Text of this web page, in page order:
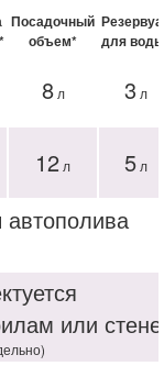
Посадочный
объем*
для
8л 3 л
12 л 5 л
или стене